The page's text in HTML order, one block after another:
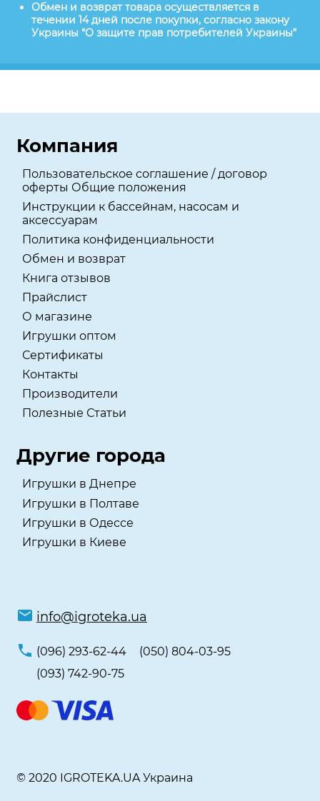
Обмен и возврат товара осуществляется в
течении 14 дней после покупки, согласно закону
Украины “О защите прав потребителей Украины”
Компания
Пользовательское соглашение / договор
оферты Общие положения
Инструкции к бассейнам, насосам и
аксессуарам
Политика конфиденциальности
Обмен и возврат
Книга отзывов
Прайслист
О магазине
Игрушки оптом
Сертификаты
Контакты
Производители
Полезные Статьи
Другие города
Игрушки в Днепре
Игрушки в Полтаве
Игрушки в Одессе
Игрушки в Киеве
info@igroteka.ua
(096) 293-62-44
(050) 804-03-95
(093) 742-90-75
© 2020 IGROTEKA.UA Украина